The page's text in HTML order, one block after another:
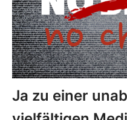
Ja zu einer